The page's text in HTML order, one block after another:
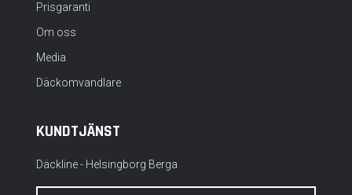
Prisgaranti
Om oss
Media
Däckomvandlare
KUNDTJÄNST
Däckline - Helsingborg Berga